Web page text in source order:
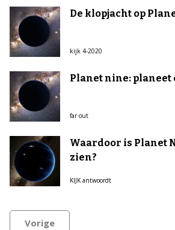
De klopjacht op
kijk 4-2020
Planet nine: planeet
far out
Waardoor is Planet
zien?
KIJK antwoordt
Vorige